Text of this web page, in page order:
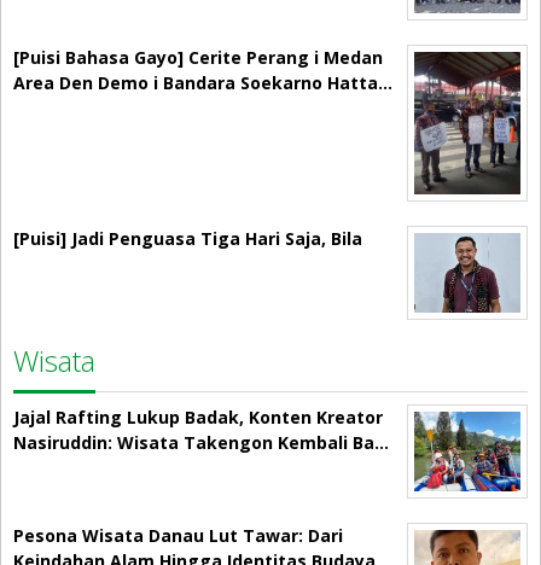
[Puisi Bahasa Gayo] Cerite Perang i Medan
Area Den Demo i Bandara Soekarno Hatta…
[Puisi] Jadi Penguasa Tiga Hari Saja, Bila
Wisata
Jajal Rafting Lukup Badak, Konten Kreator
Nasiruddin: Wisata Takengon Kembali Ba…
Pesona Wisata Danau Lut Tawar: Dari
Keindahan Alam Hingga Identitas Budaya